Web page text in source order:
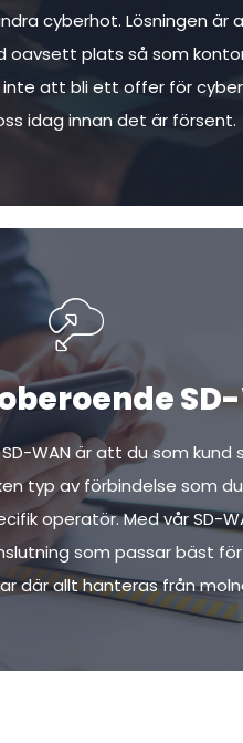
cyberhot. Lösningen är
oavsett plats så som
inte att bli ett offer för
idag innan det är försent.
WAN är att du som kund
typ av förbindelse som
operatör. Med vår SD-
som passar bäst
där allt hanteras från